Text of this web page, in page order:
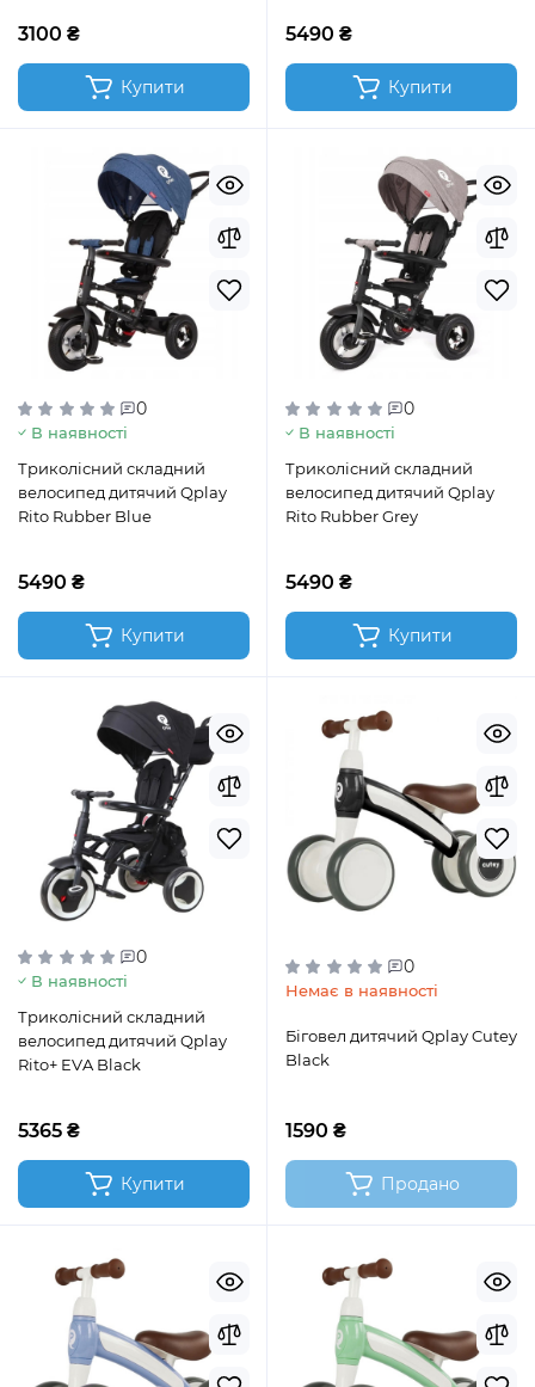
3100 ₴
Купити
5490 ₴
Купити
0
В наявності
Триколісний складний
велосипед дитячий Qplay
Rito Rubber Blue
5490 ₴
Купити
0
В наявності
Триколісний складний
велосипед дитячий Qplay
Rito Rubber Grey
5490 ₴
Купити
0
В наявності
Триколісний складний
велосипед дитячий Qplay
Rito+ EVA Black
5365 ₴
Купити
0
Немає в наявності
Біговел дитячий Qplay Cutey
Black
1590 ₴
Продано